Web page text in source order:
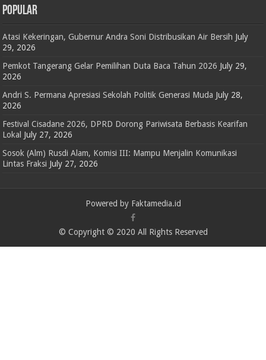
POPULAR
Atasi Kekeringan, Gubernur Andra Soni Distribusikan Air Bersih July
29, 2026
Pemkot Tangerang Gelar Pemilihan Duta Baca Tahun 2026 July 29,
2026
Andri S. Permana Apresiasi Sekolah Politik Generasi Muda July 28,
2026
Festival Cisadane 2026, DPRD Dorong Pariwisata Berbasis Kearifan
Lokal July 27, 2026
Sosok (Alm) Rusdi Alam, Komisi III: Mampu Menjalin Komunikasi
Lintas Fraksi July 27, 2026
Powered by Faktamedia.id
© Copyright © 2020 All Rights Reserved